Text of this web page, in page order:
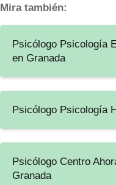
Mira también:
Psicólogo Psicología
en Granada
Psicólogo Psicología
Psicólogo Centro
Granada